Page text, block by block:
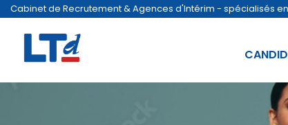
Cabinet de Recrutement & Agences d'Intérim - spécialisés